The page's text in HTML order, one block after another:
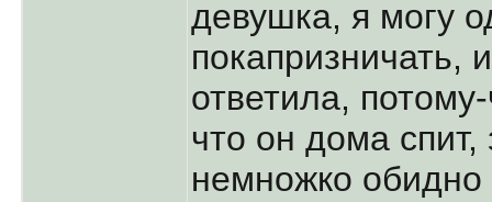
девушка, я могу
покапризничать,
ответила,
что он дома
немножко обидно